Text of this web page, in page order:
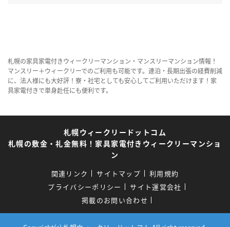
札幌の家具家電付きウィークリーマンション・マンスリーマンション情報！
マンスリー＋ウィークリーでのご利用も可能です。連泊・長期出張の経費削減
に、法人様にも大好評！寮・社宅としても安心してご利用いただけます！家
具家電付きで単身赴任にも便利です。
札幌ウィークリードットコム
札幌の敷金・礼金無料！家具家電付きウィークリーマンショ
ン
関連リンク サイトマップ
利用規約
プライバシーポリシー
サイト運営会社
掲載のお問い合わせ